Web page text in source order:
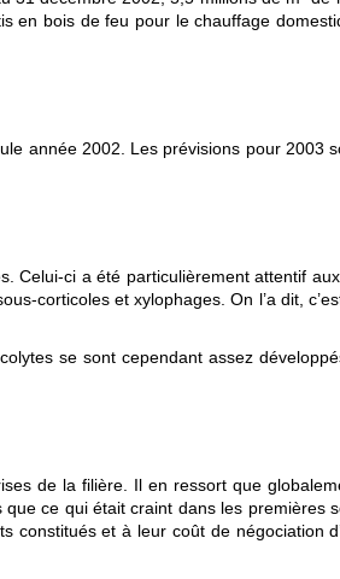
en bois de feu pour le chauffage
année 2002. Les prévisions pour 2003
Celui-ci a été particulièrement attentif
corticoles et xylophages. On l’a dit,
se sont cependant assez
de la filière. Il en ressort que
ce qui était craint dans les premières
constitués et à leur coût de négociation